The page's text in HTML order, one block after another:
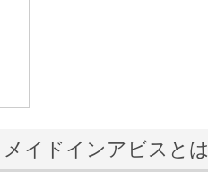
メイドインアビスと